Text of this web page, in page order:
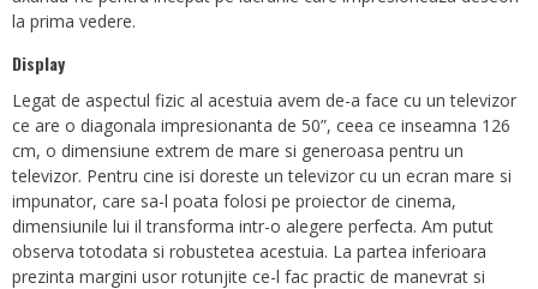
la prima vedere.
Display
Legat de aspectul fizic al acestuia avem de-a face cu un televizor
ce are o diagonala impresionanta de 50”, ceea ce inseamna 126
cm, o dimensiune extrem de mare si generoasa pentru un
televizor. Pentru cine isi doreste un televizor cu un ecran mare si
impunator, care sa-l poata folosi pe proiector de cinema,
dimensiunile lui il transforma intr-o alegere perfecta. Am putut
observa totodata si robustetea acestuia. La partea inferioara
prezinta margini usor rotunjite ce-l fac practic de manevrat si